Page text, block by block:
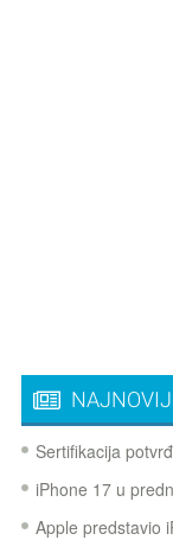
Sertifikacija
iPhone 17 u
Apple predstavio